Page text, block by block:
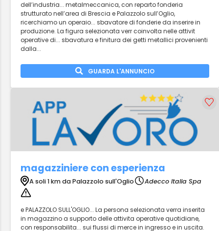
dell’industria... metalmeccanica, con reparto fonderia
strutturato nell’area di Brescia e Palazzolo sull’Oglio,
ricerchiamo un operaio... sbavatore di fonderie da inserire in
produzione. La figura selezionata verr coinvolta nelle attivit
operative di... sbavatura e finitura dei getti metallici provenienti
dalla...
GUARDA L'ANNUNCIO
magazziniere con esperienza
A soli 1 km da Palazzolo sull'Oglio Adecco Italia Spa
e PALAZZOLO SULL'OGLIO... La persona selezionata verra inserita
in magazzino a supporto delle attivita operative quotidiane,
con responsabilita... sui flussi di merce in ingresso e in uscita.